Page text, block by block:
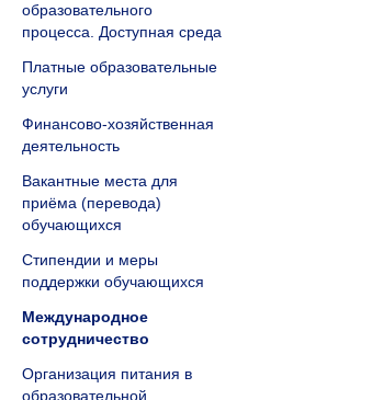
образовательного
процесса. Доступная среда
Платные образовательные
услуги
Финансово-хозяйственная
деятельность
Вакантные места для
приёма (перевода)
обучающихся
Стипендии и меры
поддержки обучающихся
Международное
сотрудничество
Организация питания в
образовательной